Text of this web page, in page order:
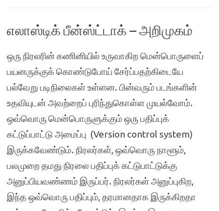
எலாஸ்டிக் பீன்ஸ்ட்டாக் – அறிமுகம்
ஒரு நிரலரின் கணினியில் உருவாகிற மென்பொருளைப்
பயனருக்குக் கொண்டுபோய் சேர்ப்பதற்கிடையே
பல்வேறு படிநிலைகள் உள்ளன. பின்வரும் படங்களின்
உதவியுடன் அவற்றைப் புரிந்துகொள்ள முயல்வோம்.
ஒவ்வொரு மென்பொருளுக்கும் ஒரு பதிப்புக்
கட்டுப்பாட்டு அமைப்பு (Version control system)
இருக்கவேண்டும். நிரலர்கள், ஒவ்வொரு நாளூம்,
பலமுறை தமது நிரலை பதிப்புக் கட்டுபாட்டுக்கு
அனுப்பியவண்ணம் இருப்பர். நிரலர்கள் அனுப்புகிற,
இந்த ஒவ்வொரு பதிப்பும், தரமானதாக இருக்கிறதா